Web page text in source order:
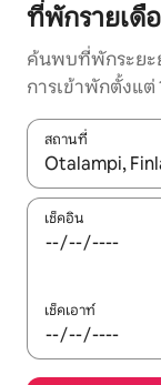
ที่พักรายเดื
ค้นพบที่พักระยะ
การเข้าพักตั้งแต่
สถานที่
ใช้ลูกศรขึ้นลง ห
เช็คอิน
เช็คเอาท์